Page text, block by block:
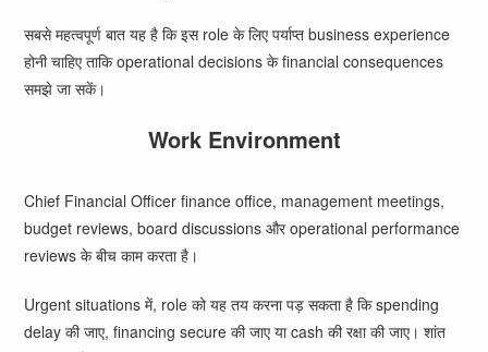
सबसे महत्वपूर्ण बात यह है कि इस role के लिए पर्याप्त business experience
होनी चाहिए ताकि operational decisions के financial consequences
समझे जा सकें।
Work Environment
Chief Financial Officer finance office, management meetings,
budget reviews, board discussions और operational performance
reviews के बीच काम करता है।
Urgent situations में, role को यह तय करना पड़ सकता है कि spending
delay की जाए, financing secure की जाए या cash की रक्षा की जाए। शांत